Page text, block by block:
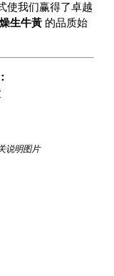
使我们赢得了卓越
生牛黃 的品质始
说明图片